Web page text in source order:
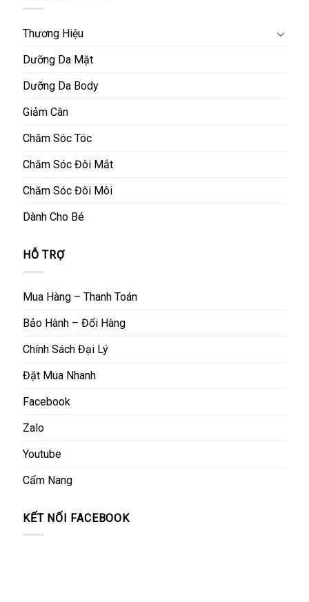
Thương Hiệu
Dưỡng Da Mặt
Dưỡng Da Body
Giảm Cân
Chăm Sóc Tóc
Chăm Sóc Đôi Mắt
Chăm Sóc Đôi Môi
Dành Cho Bé
HỖ TRỢ
Mua Hàng – Thanh Toán
Bảo Hành – Đổi Hàng
Chính Sách Đại Lý
Đặt Mua Nhanh
Facebook
Zalo
Youtube
Cẩm Nang
KẾT NỐI FACEBOOK